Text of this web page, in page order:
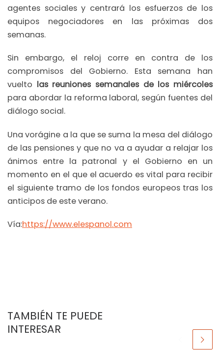
agentes sociales y centrará los esfuerzos de los
equipos negociadores en las próximas dos
semanas.
Sin embargo, el reloj corre en contra de los
compromisos del Gobierno. Esta semana han
vuelto las reuniones semanales de los miércoles
para abordar la reforma laboral, según fuentes del
diálogo social.
Una vorágine a la que se suma la mesa del diálogo
de las pensiones y que no va a ayudar a relajar los
ánimos entre la patronal y el Gobierno en un
momento en el que el acuerdo es vital para recibir
el siguiente tramo de los fondos europeos tras los
anticipos de este verano.
Vía:https://www.elespanol.com
TAMBIÉN TE PUEDE
INTERESAR